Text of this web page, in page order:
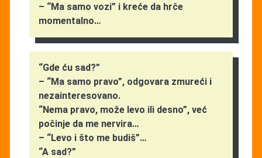
– “Ma samo vozi” i kreće da hrče
momentalno…
“Gde ću sad?”
– “Ma samo pravo”, odgovara zmureći i
nezainteresovano.
“Nema pravo, može levo ili desno”, već
počinje da me nervira…
– “Levo i što me budiš”…
“A sad?”